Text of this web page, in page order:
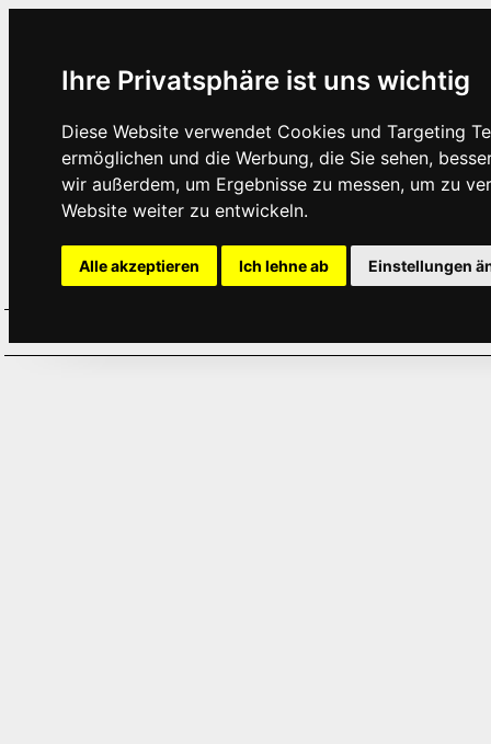
Ihre Privatsphäre ist uns wichtig
Diese Website verwendet Cookies und Targeting
ermöglichen und die Werbung, die Sie sehen,
wir außerdem, um Ergebnisse zu messen, um zu
Website weiter zu entwickeln.
Alle akzeptieren Ich lehne ab Einstellungen